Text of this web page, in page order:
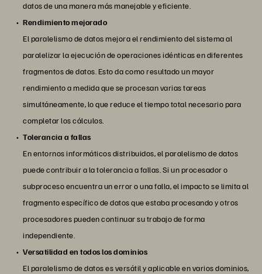
datos de una manera más manejable y eficiente.
Rendimiento mejorado
El paralelismo de datos mejora el rendimiento del sistema al
paralelizar la ejecución de operaciones idénticas en diferentes
fragmentos de datos. Esto da como resultado un mayor
rendimiento a medida que se procesan varias tareas
simultáneamente, lo que reduce el tiempo total necesario para
completar los cálculos.
Tolerancia a fallas
En entornos informáticos distribuidos, el paralelismo de datos
puede contribuir a la tolerancia a fallas. Si un procesador o
subproceso encuentra un error o una falla, el impacto se limita al
fragmento específico de datos que estaba procesando y otros
procesadores pueden continuar su trabajo de forma
independiente.
Versatilidad en todos los dominios
El paralelismo de datos es versátil y aplicable en varios dominios,